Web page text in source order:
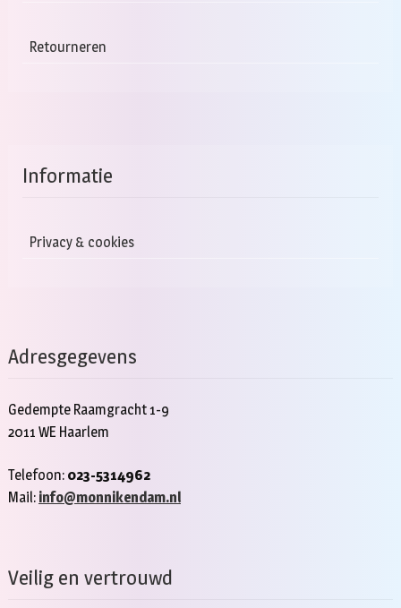
Retourneren
Informatie
Privacy & cookies
Adresgegevens
Gedempte Raamgracht 1-9
2011 WE Haarlem
Telefoon: 023-5314962
Mail: info@monnikendam.nl
Veilig en vertrouwd